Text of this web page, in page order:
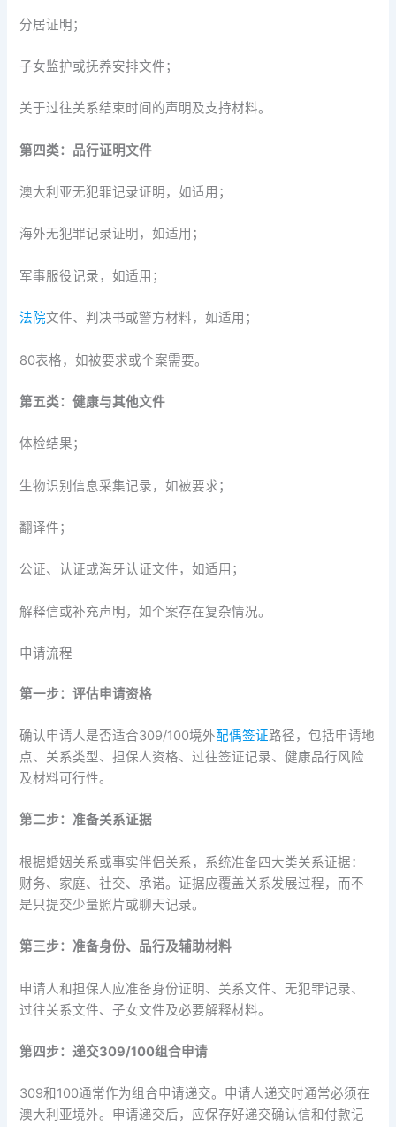
分居证明；
子女监护或抚养安排文件；
关于过往关系结束时间的声明及支持材料。
第四类：品行证明文件
澳大利亚无犯罪记录证明，如适用；
海外无犯罪记录证明，如适用；
军事服役记录，如适用；
法院文件、判决书或警方材料，如适用；
80表格，如被要求或个案需要。
第五类：健康与其他文件
体检结果；
生物识别信息采集记录，如被要求；
翻译件；
公证、认证或海牙认证文件，如适用；
解释信或补充声明，如个案存在复杂情况。
申请流程
第一步：评估申请资格
确认申请人是否适合309/100境外配偶签证路径，包括申请地
点、关系类型、担保人资格、过往签证记录、健康品行风险
及材料可行性。
第二步：准备关系证据
根据婚姻关系或事实伴侣关系，系统准备四大类关系证据：
财务、家庭、社交、承诺。证据应覆盖关系发展过程，而不
是只提交少量照片或聊天记录。
第三步：准备身份、品行及辅助材料
申请人和担保人应准备身份证明、关系文件、无犯罪记录、
过往关系文件、子女文件及必要解释材料。
第四步：递交309/100组合申请
309和100通常作为组合申请递交。申请人递交时通常必须在
澳大利亚境外。申请递交后，应保存好递交确认信和付款记